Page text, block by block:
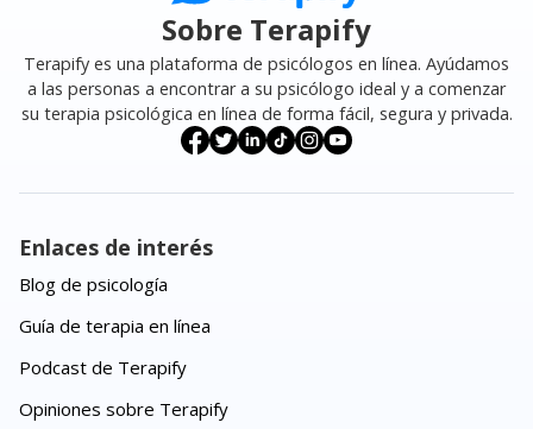
Sobre Terapify
Terapify es una plataforma de psicólogos en línea. Ayúdamos
a las personas a encontrar a su psicólogo ideal y a comenzar
su terapia psicológica en línea de forma fácil, segura y privada.
Enlaces de interés
Blog de psicología
Guía de terapia en línea
Podcast de Terapify
Opiniones sobre Terapify